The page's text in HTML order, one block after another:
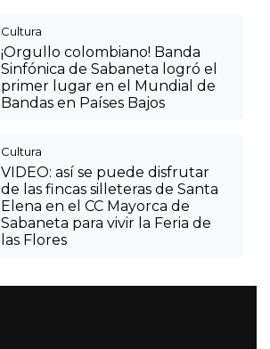
Cultura
¡Orgullo colombiano! Banda
Sinfónica de Sabaneta logró el
primer lugar en el Mundial de
Bandas en Países Bajos
Cultura
VIDEO: así se puede disfrutar
de las fincas silleteras de Santa
Elena en el CC Mayorca de
Sabaneta para vivir la Feria de
las Flores